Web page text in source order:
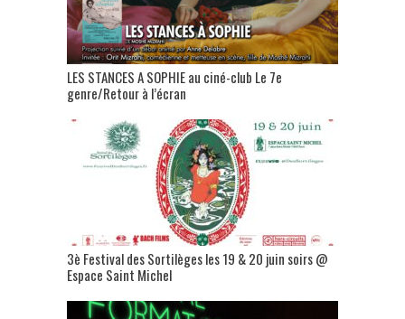
LES STANCES A SOPHIE au ciné-club Le 7e
genre/Retour à l’écran
3è Festival des Sortilèges les 19 & 20 juin soirs @
Espace Saint Michel